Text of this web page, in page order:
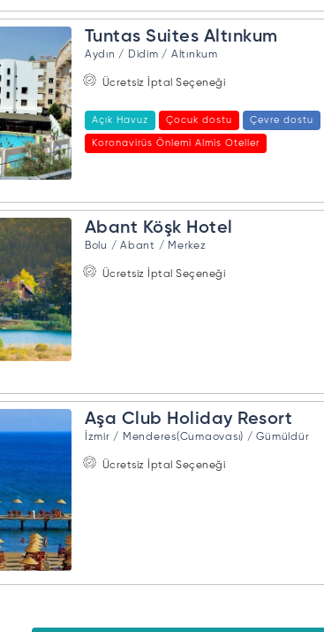
Tuntas Suites Altınkum
Aydın / Didim / Altınkum
Ücretsiz İptal Seçeneği
Açık Havuz Çocuk dostu Çevre dostu
Koronavirüs Önlemi Almis Oteller
Abant Köşk Hotel
Bolu / Abant / Merkez
Ücretsiz İptal Seçeneği
Aşa Club Holiday Resort
İzmir / Menderes(Cumaovası) / Gümüldür
Ücretsiz İptal Seçeneği